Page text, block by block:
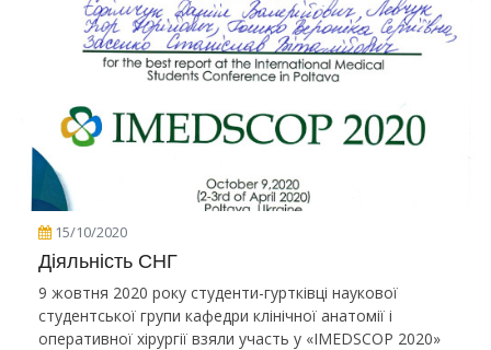
15/10/2020
Діяльність СНГ
9 жовтня 2020 року студенти-гуртківці наукової
студентської групи кафедри клінічної анатомії і
оперативної хірургії взяли участь у «IMEDSCOP 2020»